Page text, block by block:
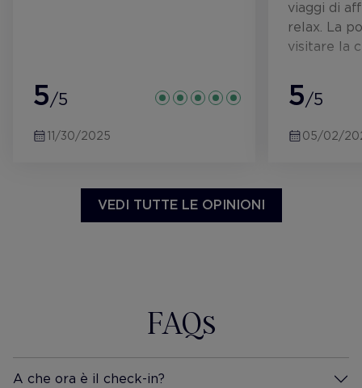
5/5
11/30/2025
viaggi di
relax. La
visitare la
5/5
05/02/
VEDI TUTTE LE OPINIONI
FAQs
A che ora è il check-in?